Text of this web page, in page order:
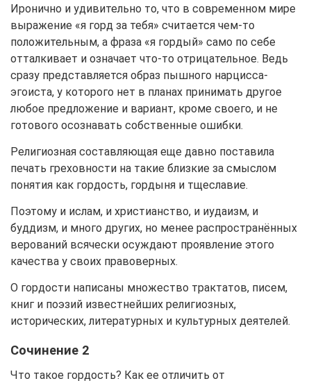
Иронично и удивительно то, что в современном мире
выражение «я горд за тебя» считается чем-то
положительным, а фраза «я гордый» само по себе
отталкивает и означает что-то отрицательное. Ведь
сразу представляется образ пышного нарцисса-
эгоиста, у которого нет в планах принимать другое
любое предложение и вариант, кроме своего, и не
готового осознавать собственные ошибки.
Религиозная составляющая еще давно поставила
печать греховности на такие близкие за смыслом
понятия как гордость, гордыня и тщеславие.
Поэтому и ислам, и христианство, и иудаизм, и
буддизм, и много других, но менее распространённых
верований всячески осуждают проявление этого
качества у своих правоверных.
О гордости написаны множество трактатов, писем,
книг и поэзий известнейших религиозных,
исторических, литературных и культурных деятелей.
Сочинение 2
Что такое гордость? Как ее отличить от